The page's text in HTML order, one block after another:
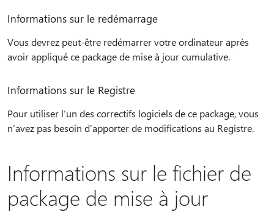
Informations sur le redémarrage
Vous devrez peut-être redémarrer votre ordinateur après
avoir appliqué ce package de mise à jour cumulative.
Informations sur le Registre
Pour utiliser l’un des correctifs logiciels de ce package, vous
n’avez pas besoin d’apporter de modifications au Registre.
Informations sur le fichier de
package de mise à jour